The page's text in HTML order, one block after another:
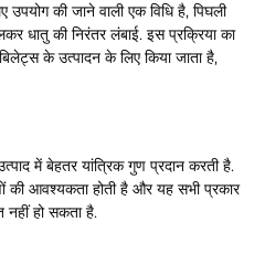
की जाने वाली एक विधि है, पिघली
धातु की निरंतर लंबाई. इस प्रक्रिया का
के उत्पादन के लिए किया जाता है,
में बेहतर यांत्रिक गुण प्रदान करती है.
की आवश्यकता होती है और यह सभी प्रकार
हो सकता है.